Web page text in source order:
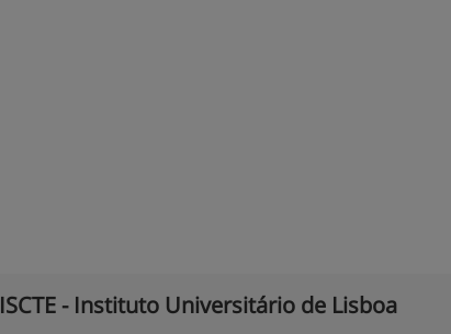
ISCTE - Instituto Universitário de Lisboa